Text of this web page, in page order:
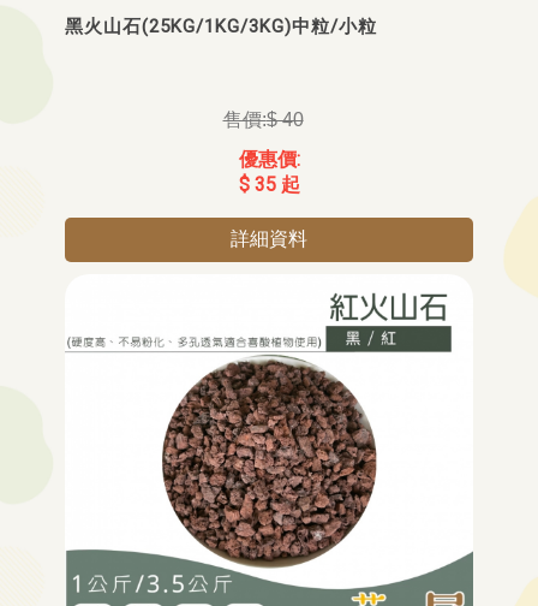
黑火山石(25KG/1KG/3KG)中粒/小粒
$ 40
$ 35 起
詳細資料